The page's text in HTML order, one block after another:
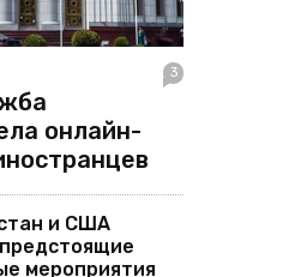
3
онлайн-
и США
мероприятия